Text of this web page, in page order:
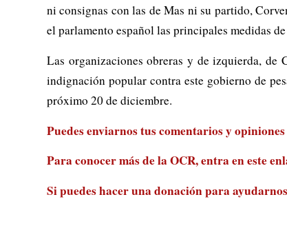
ni consignas con las de Mas ni su partido,
el parlamento español las principales medidas
Las organizaciones obreras y de izquierda, de
indignación popular contra este gobierno de
próximo 20 de diciembre.
Puedes enviarnos tus comentarios y
Para conocer más de la OCR, entra eneste
Si puedes hacer una donación para